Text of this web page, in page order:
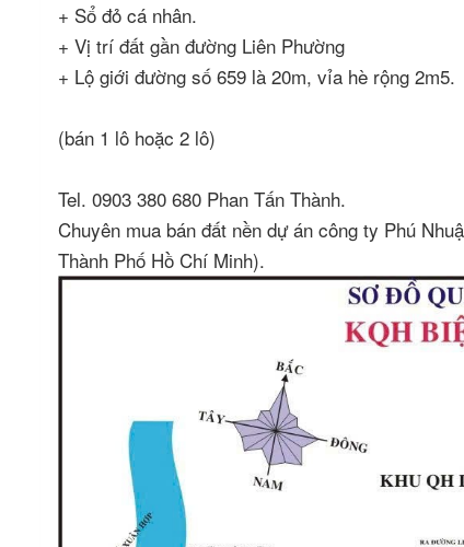
+ Sổ đỏ cá nhân.
+ Vị trí đất gần đường Liên Phường
+ Lộ giới đường số 659 là 20m, vỉa hè rộng 2m5.
(bán 1 lô hoặc 2 lô)
Tel. 0903 380 680 Phan Tấn Thành.
Chuyên mua bán đất nền dự án công ty Phú
Thành Phố Hồ Chí Minh).